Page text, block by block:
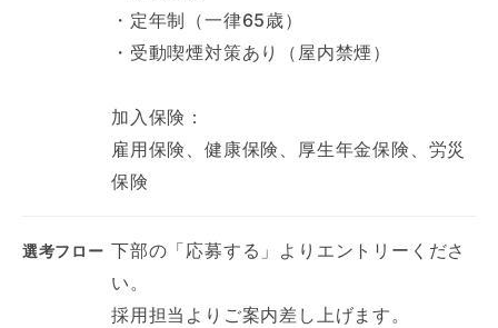
・定年制（一律65歳）
・受動喫煙対策あり（屋内禁煙）
加入保険：
雇用保険、健康保険、厚生年金保険、労災
保険
選考フロー 下部の「応募する」よりエントリーくださ
い。
採用担当よりご案内差し上げます。